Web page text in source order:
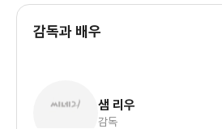
감독과 배우
샘 리우
감독